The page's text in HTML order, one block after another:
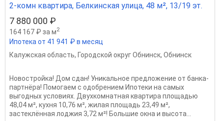
2-комн квартира, Белкинская улица, 48 м², 13/19 эт.
7 880 000 ₽
164 167 ₽ за м2
Ипотека от 41 941 ₽ в месяц
Калужская область, Городской округ Обнинск, Обнинск
Новостройка! Дом сдан! Уникальное предложение от банка-
партнёра! Помогаем с одобрением Ипотеки на самых
выгодных условиях. Двухкомнатная квартира площадью
48,04 м², кухня 10,76 м², жилая площадь 23,49 м²,
застеклённая лоджия 3,72 м²! Большие окна и высота...